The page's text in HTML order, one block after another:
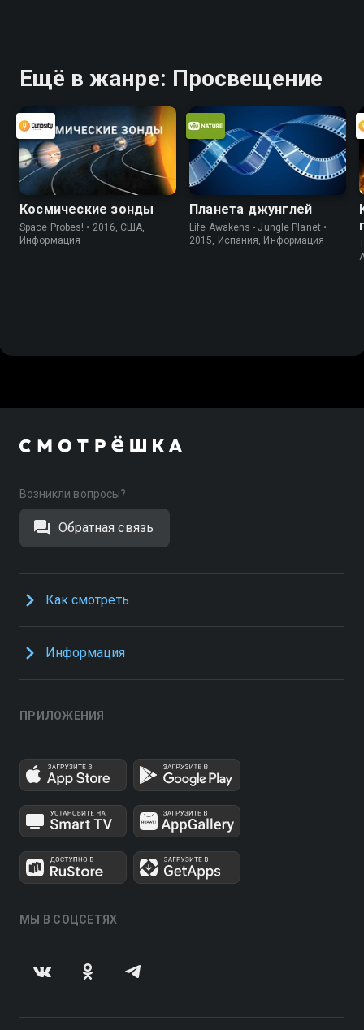
Ещё в жанре: Просвещение
Космические зонды
Space Probes! • 2016, США,
Информация
Планета джунглей
Life Awakens - Jungle Planet •
2015, Испания, Информация
Возникли вопросы?
Обратная связь
Как смотреть
Информация
ПРИЛОЖЕНИЯ
МЫ В СОЦСЕТЯХ